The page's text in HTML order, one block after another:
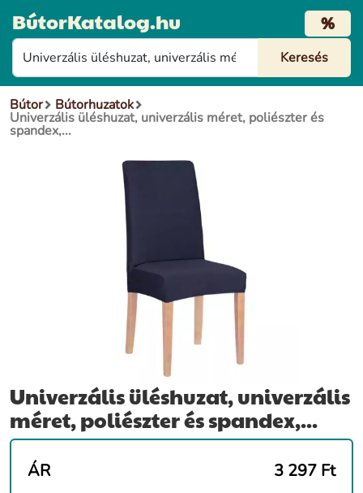
BútorKatalog.hu %
Bútor Bútorhuzatok
Univerzális üléshuzat, univerzális méret, poliészter és
spandex,...
Univerzális üléshuzat, univerzális
méret, poliészter és spandex,...
ÁR 3 297 Ft